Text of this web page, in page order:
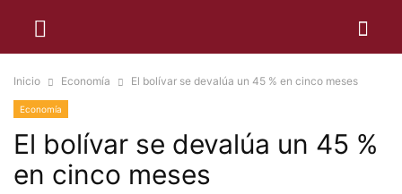
Inicio Economía El bolívar se devalúa un 45 % en cinco meses
Economía
El bolívar se devalúa un 45 %
en cinco meses